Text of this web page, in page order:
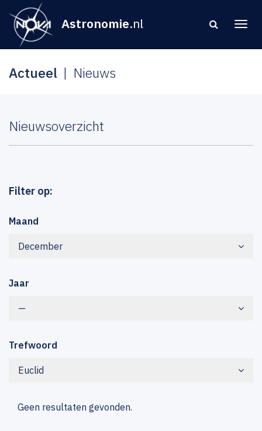
Astronomie.nl
Actueel Nieuws
Nieuwsoverzicht
Filter op:
Maand
December
Jaar
—
Trefwoord
Euclid
Geen resultaten gevonden.